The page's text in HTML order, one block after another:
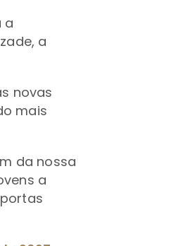
a
a
novas
mais
da nossa
a